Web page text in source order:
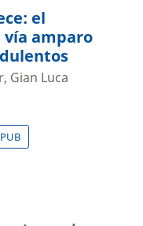
el
amparo
Gian Luca